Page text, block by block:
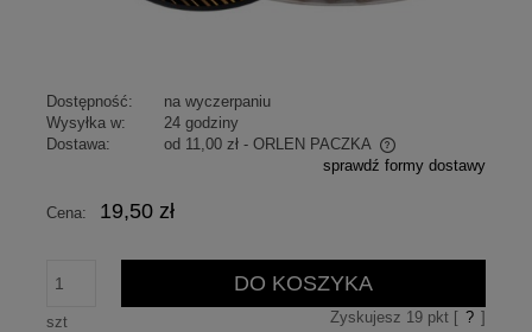
Dostępność:
na wyczerpaniu
Wysyłka w:
24 godziny
Dostawa:
od 11,00 zł - ORLEN PACZKA
Cena nie zawiera ewentualnych kosztów płatności
sprawdź formy dostawy
Cena: 19,50 zł
szt
DO KOSZYKA
Zyskujesz 19pkt [ ? ]